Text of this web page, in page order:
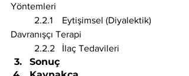
Yöntemleri
Davranışçı Terapi
	2.2.2   İlaç Tedavileri
Sonuç